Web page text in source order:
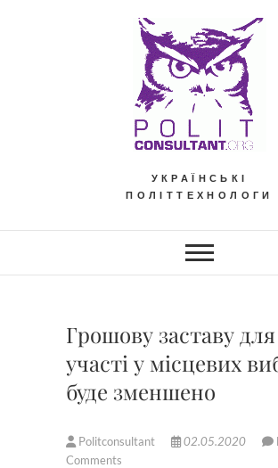
УКРАЇНСЬКІ
ПОЛІТТЕХНОЛОГИ
Грошову заставу для
участі у місцевих
буде зменшено
Politconsultant 02.05.2020
Comments